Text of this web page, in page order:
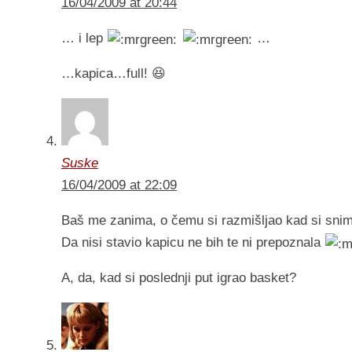
… i lep …
…kapica…full! 😆
Suske
16/04/2009 at 22:09
Baš me zanima, o čemu si razmišljao kad si
Da nisi stavio kapicu ne bih te ni prepoznala
A, da, kad si poslednji put igrao basket?